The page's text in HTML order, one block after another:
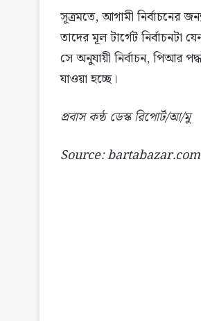
সূত্রমতে, আগামী নির্বাচনের
তাদের মূল টার্গেট
সে অনুযায়ী নির্বাচন, পিআর
যাওয়া হচ্ছে।
প্রবাস কন্ঠ ডেস্ক রিপোর্ট/আ/মু
Source: bartabazar.com